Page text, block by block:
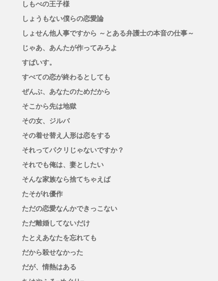
しもべの王子様
しょうもない僕らの恋愛論
しょせん他人事ですから ～とある弁護士の本音の仕事～
じゃあ、あんたが作ってみろよ
すぱいす。
すべての恋が終わるとしても
ぜんぶ、あなたのためだから
そこから先は地獄
その女、ジルバ
その着せ替え人形は恋をする
それってパクリじゃないですか？
それでも俺は、妻としたい
そんな家族なら捨てちゃえば
たそがれ優作
ただの恋愛なんかできっこない
ただ離婚してないだけ
たとえあなたを忘れても
だから殺せなかった
だが、情熱はある